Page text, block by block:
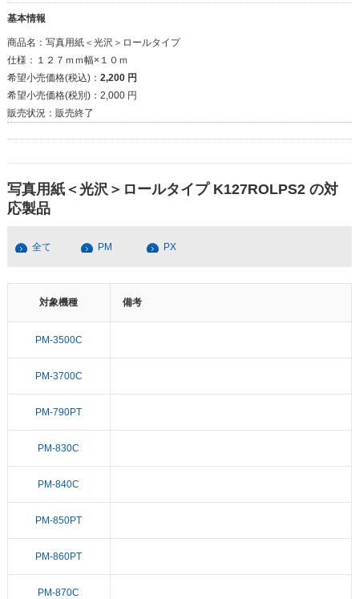
基本情報
商品名： 写真用紙＜光沢＞ロールタイプ
仕様： １２７ｍｍ幅×１０ｍ
希望小売価格(税込)： 2,200 円
希望小売価格(税別)： 2,000 円
販売状況： 販売終了
写真用紙＜光沢＞ロールタイプ K127ROLPS2 の対
応製品
全て PM PX
対象機種 備考
PM-3500C
PM-3700C
PM-790PT
PM-830C
PM-840C
PM-850PT
PM-860PT
PM-870C